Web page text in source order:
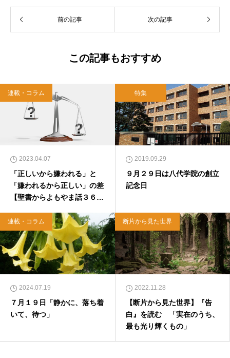
「上馬キリスト教会（@kamiumach）」の運営
を行う「まじめ担当」。 著書に『聖書を読んだ
西洋哲学超入門〜』（日本実業出版）、『人生
イヤモンド社）、『世界一ゆるい聖書入門』、
『世界一ゆるい聖書教室』（「ふざけ担当」LE
ONとの共著、講談社）などがある。新著<a hr
ef="https://amzn.to/376F9aC">『ふっと心がラ
クになる 眠れぬ夜の聖書のことば』（大和書
房）</a>２０２２年３月１５日発売。
前の記事 次の記事
この記事もおすすめ
連載・コラム
2023.04.07
「正しいから嫌われる」と
「嫌われるから正しい」の差
【聖書からよもやま話３６
特集
2019.09.29
９月２９日は八代学院の創立
記念日
連載・コラム
2024.07.19
７月１９日「静かに、落ち着
いて、待つ」
断片から見た世界
2022.11.28
【断片から見た世界】『告
白』を読む 「実在のうち、
最も光り輝くもの」